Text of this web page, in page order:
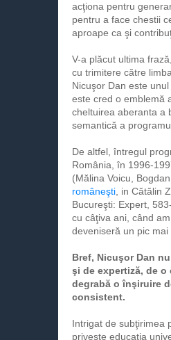
acţiona pentru
pentru a face chestii
aproape ca şi
V-a plăcut ultima
cu trimitere către
Nicuşor Dan este
este cred o emblemă
cheltuirea aberanta a
semantică a
De altfel, întregul
România, în 1996-
(Mălina Voicu,
româneşti , in Cătălin
Bucureşti: Expert,
cu câţiva ani, când
deveniseră un pic
Bref, Nicuşor Dan
şi de expertiză, de o
degrabă o înşiruire
consistent.
Intrigat de subţirimea
priveşte educaţia